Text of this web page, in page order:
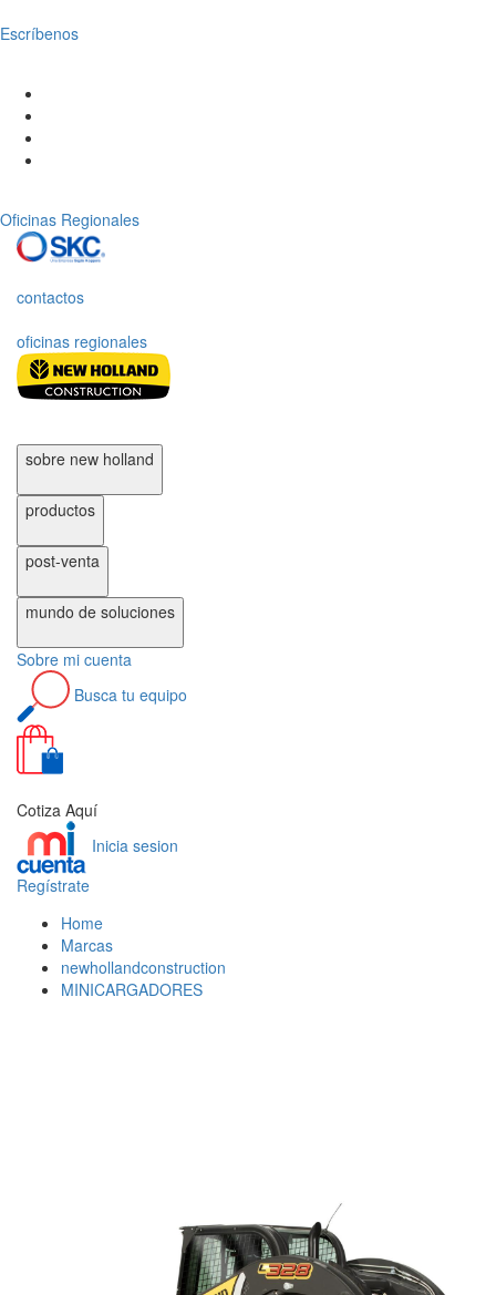
Escríbenos
Oficinas Regionales
contactos
oficinas regionales
sobre new holland
productos
post-venta
mundo de soluciones
Sobre mi cuenta
Busca tu equipo
Cotiza Aquí
Inicia sesion
Regístrate
Home
Marcas
newhollandconstruction
MINICARGADORES